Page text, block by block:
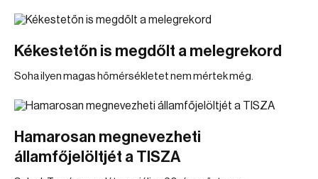
Kékestetőn is megdőlt a melegrekord
Soha ilyen magas hőmérsékletet nem mértek még.
Hamarosan megnevezheti
államfőjelöltjét a TISZA